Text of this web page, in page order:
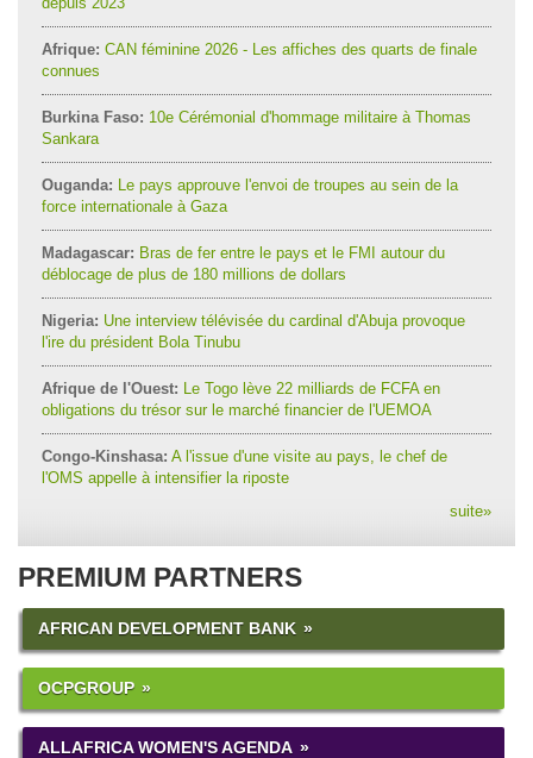
Afrique: CAN féminine 2026 - Les affiches des quarts de finale
connues
Burkina Faso: 10e Cérémonial d'hommage militaire à Thomas
Sankara
Ouganda: Le pays approuve l'envoi de troupes au sein de la
force internationale à Gaza
Madagascar: Bras de fer entre le pays et le FMI autour du
déblocage de plus de 180 millions de dollars
Nigeria: Une interview télévisée du cardinal d'Abuja provoque
l'ire du président Bola Tinubu
Afrique de l'Ouest: Le Togo lève 22 milliards de FCFA en
obligations du trésor sur le marché financier de l'UEMOA
Congo-Kinshasa: A l'issue d'une visite au pays, le chef de
l'OMS appelle à intensifier la riposte
suite»
PREMIUM PARTNERS
AFRICAN DEVELOPMENT BANK
OCPGROUP
ALLAFRICA WOMEN'S AGENDA